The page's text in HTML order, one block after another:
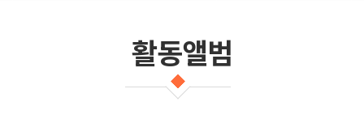
활동앨범